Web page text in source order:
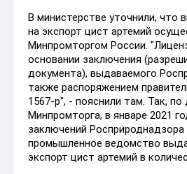
В министерстве уточнили, что
на экспорт цист артемий
Минпромторгом России.
основании заключения
документа), выдаваемого
также распоряжением
1567-р", - пояснили там. Так,
Минпромторга, в январе 2021
заключений Росприроднадзора
промышленное ведомство
экспорт цист артемий в